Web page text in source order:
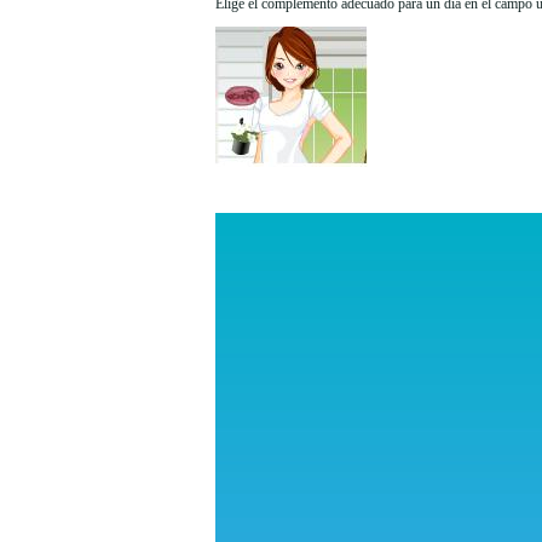
Elige el complemento adecuado para un día en el campo